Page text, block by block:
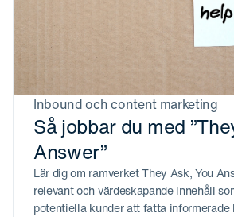
Inbound och content marketing
Så jobbar du med
Answer”
Lär dig om ramverket They Ask, You
relevant och värdeskapande innehåll
potentiella kunder att fatta informerade